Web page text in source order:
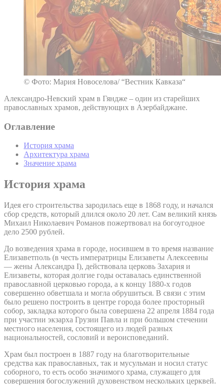
© Фото: Мария Новоселова/ “Вестник Кавказа“
Александро-Невский храм в Гяндже – один из старейших
православных храмов, действующих в Азербайджане.
Оглавление
История храма
Архитектура храма
Значение храма
История храма
Идея его строительства зародилась еще в 1868 году, и начался
сбор средств, который длился около 20 лет. Сам великий князь
Михаил Николаевич Романов пожертвовал на богоугодное
дело 2500 рублей.
До возведения храма в городе, носившем в то время название
Елизаветполь (в честь императрицы Елизаветы Алексеевны
— жены Александра I), действовала церковь Захария и
Елизаветы, которая долгие годы оставалась единственной
православной церковью города, а к концу 1880-х годов
совершенно обветшала и могла обрушиться. В связи с этим
было решено построить в центре города более просторный
собор, закладка которого была совершена 22 апреля 1884 года
при участии экзарха Грузии Павла и при большом стечении
местного населения, состоящего из людей разных
национальностей, сословий и вероисповеданий.
Храм был построен в 1887 году на благотворительные
средства как православных, так и мусульман и носил статус
соборного, то есть особо значимого храма, служащего для
совершения богослужений духовенством нескольких церквей.